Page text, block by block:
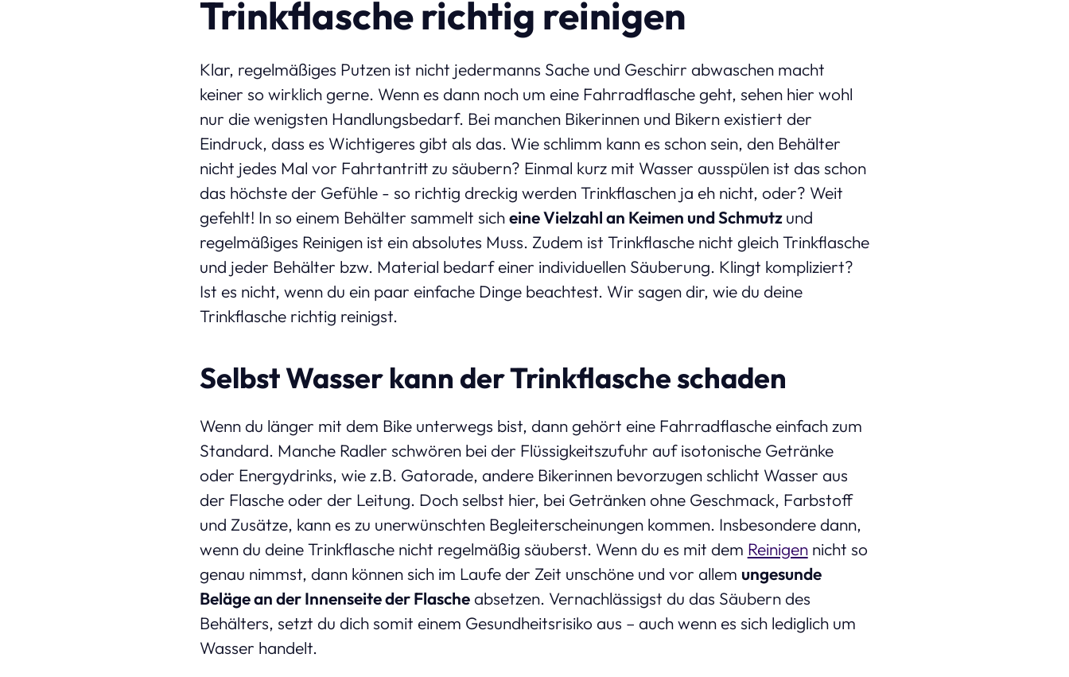
Trinkflasche richtig reinigen
Klar, regelmäßiges Putzen ist nicht jedermanns Sache und Geschirr abwaschen macht
keiner so wirklich gerne. Wenn es dann noch um eine Fahrradflasche geht, sehen hier wohl
nur die wenigsten Handlungsbedarf. Bei manchen Bikerinnen und Bikern existiert der
Eindruck, dass es Wichtigeres gibt als das. Wie schlimm kann es schon sein, den Behälter
nicht jedes Mal vor Fahrtantritt zu säubern? Einmal kurz mit Wasser ausspülen ist das schon
das höchste der Gefühle - so richtig dreckig werden Trinkflaschen ja eh nicht, oder? Weit
gefehlt! In so einem Behälter sammelt sicheine Vielzahl an Keimen und Schmutzund
regelmäßiges Reinigen ist ein absolutes Muss. Zudem ist Trinkflasche nicht gleich Trinkflasche
und jeder Behälter bzw. Material bedarf einer individuellen Säuberung. Klingt kompliziert?
Ist es nicht, wenn du ein paar einfache Dinge beachtest. Wir sagen dir, wie du deine
Trinkflasche richtig reinigst.
Selbst Wasser kann der Trinkflasche schaden
Wenn du länger mit dem Bike unterwegs bist, dann gehört eine Fahrradflasche einfach zum
Standard. Manche Radler schwören bei der Flüssigkeitszufuhr auf isotonische Getränke
oder Energydrinks, wie z.B. Gatorade, andere Bikerinnen bevorzugen schlicht Wasser aus
der Flasche oder der Leitung. Doch selbst hier, bei Getränken ohne Geschmack, Farbstoff
und Zusätze, kann es zu unerwünschten Begleiterscheinungen kommen. Insbesondere dann,
wenn du deine Trinkflasche nicht regelmäßig säuberst. Wenn du es mit dem Reinigennicht so
genau nimmst, dann können sich im Laufe der Zeit unschöne und vor allem ungesunde
Beläge an der Innenseite der Flascheabsetzen. Vernachlässigst du das Säubern des
Behälters, setzt du dich somit einem Gesundheitsrisiko aus – auch wenn es sich lediglich um
Wasser handelt.